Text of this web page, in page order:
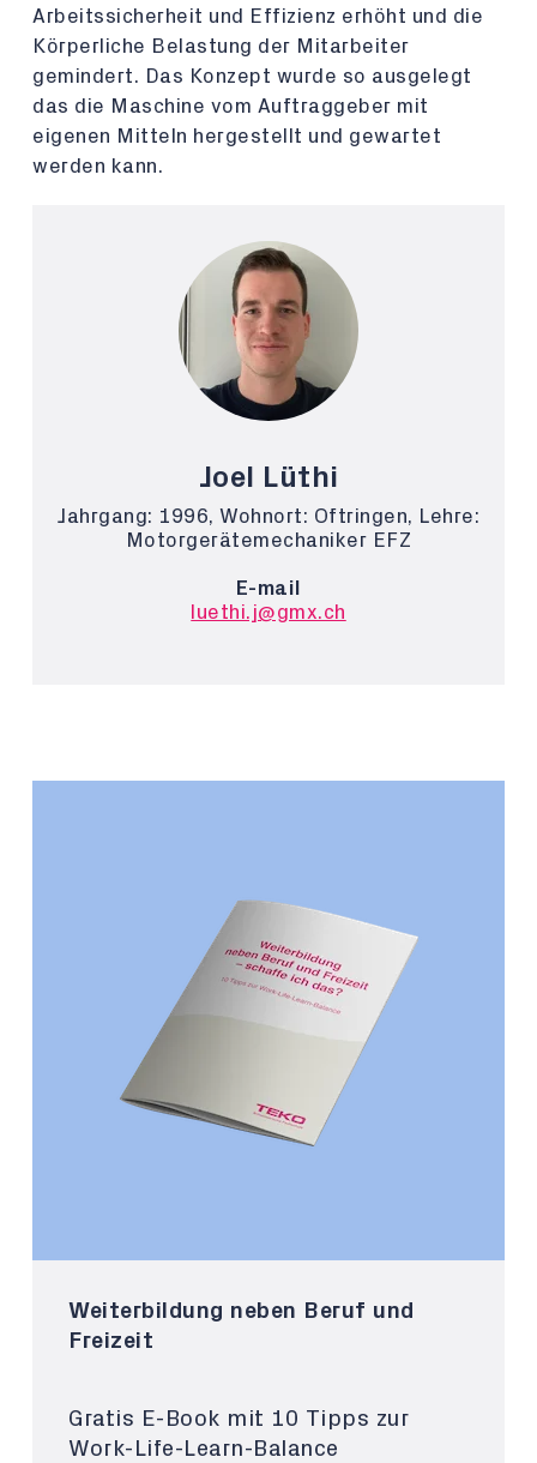
Arbeitssicherheit und Effizienz erhöht und die
Körperliche Belastung der Mitarbeiter
gemindert. Das Konzept wurde so ausgelegt
das die Maschine vom Auftraggeber mit
eigenen Mitteln hergestellt und gewartet
werden kann.
Joel Lüthi
Jahrgang: 1996, Wohnort: Oftringen, Lehre:
Motorgerätemechaniker EFZ
E-mail
luethi.j@gmx.ch
Weiterbildung neben Beruf und
Freizeit
Gratis E-Book mit 10 Tipps zur
Work-Life-Learn-Balance